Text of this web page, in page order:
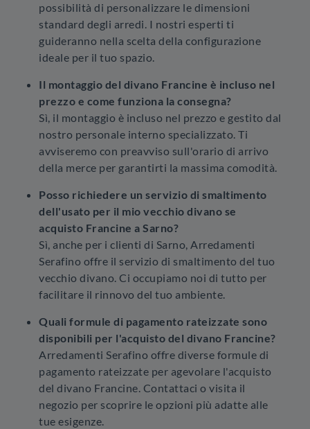
possibilità di personalizzare le dimensioni
standard degli arredi. I nostri esperti ti
guideranno nella scelta della configurazione
ideale per il tuo spazio.
Il montaggio del divano Francine è incluso nel
prezzo e come funziona la consegna?
Sì, il montaggio è incluso nel prezzo e gestito dal
nostro personale interno specializzato. Ti
avviseremo con preavviso sull'orario di arrivo
della merce per garantirti la massima comodità.
Posso richiedere un servizio di smaltimento
dell'usato per il mio vecchio divano se
acquisto Francine a Sarno?
Sì, anche per i clienti di Sarno, Arredamenti
Serafino offre il servizio di smaltimento del tuo
vecchio divano. Ci occupiamo noi di tutto per
facilitare il rinnovo del tuo ambiente.
Quali formule di pagamento rateizzate sono
disponibili per l'acquisto del divano Francine?
Arredamenti Serafino offre diverse formule di
pagamento rateizzate per agevolare l'acquisto
del divano Francine. Contattaci o visita il
negozio per scoprire le opzioni più adatte alle
tue esigenze.